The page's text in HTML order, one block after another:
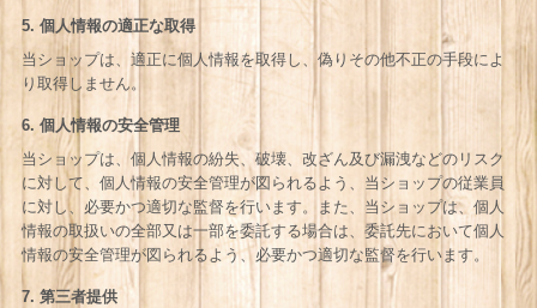
5. 個人情報の適正な取得
当ショップは、適正に個人情報を取得し、偽りその他不正の手段によ
り取得しません。
6. 個人情報の安全管理
当ショップは、個人情報の紛失、破壊、改ざん及び漏洩などのリスク
に対して、個人情報の安全管理が図られるよう、当ショップの従業員
に対し、必要かつ適切な監督を行います。また、当ショップは、個人
情報の取扱いの全部又は一部を委託する場合は、委託先において個人
情報の安全管理が図られるよう、必要かつ適切な監督を行います。
7. 第三者提供